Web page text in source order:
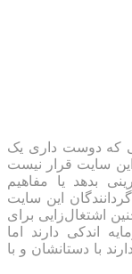
که دوست داری یک
سایت قرار نیست
بدهد یا مفاهیم
این سایت
اشتغال‌زایی برای
اندکی دارند اما
با دستانشان و با